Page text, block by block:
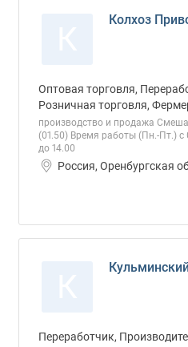
Колхоз
Оптовая торговля,
Розничная торговля,
производство и продажа
(01.50) Время работы (Пн.-Пт.) с
до 14.00
Россия, Оренбургская
Переработчик,